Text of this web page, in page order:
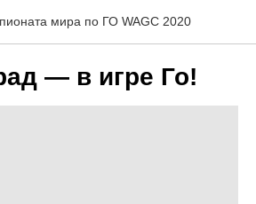
мира по ГО WAGC 2020
— в игре Го!